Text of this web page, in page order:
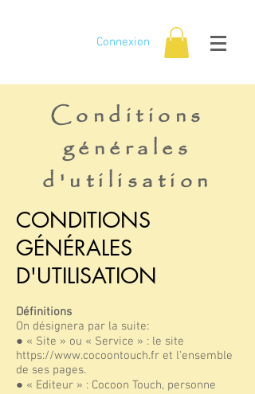
Connexion
Conditions
générales
d'utilisation
CONDITIONS
GÉNÉRALES
D'UTILISATION
Définitions
On désignera par la suite:
● « Site » ou « Service » : le site
https://www.cocoontouch.fr et l'ensemble
de ses pages.
● « Editeur » : Cocoon Touch, personne